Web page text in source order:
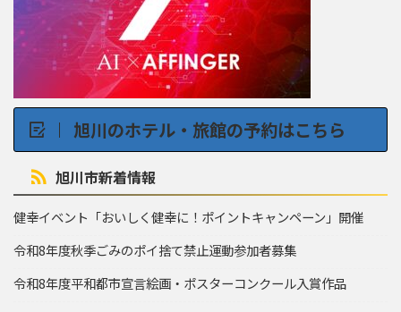
旭川のホテル・旅館の予約はこちら
旭川市新着情報
健幸イベント「おいしく健幸に！ポイントキャンペーン」開催
令和8年度秋季ごみのポイ捨て禁止運動参加者募集
令和8年度平和都市宣言絵画・ポスターコンクール入賞作品